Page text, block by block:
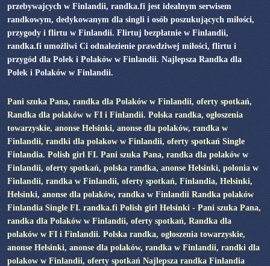
przebywajcych w Finlandii, randka.fi jest idealnym serwisem
randkowym, dedykowanym dla singli i osób poszukujących miłości,
przygody i flirtu w Finlandii. Flirtuj bezpłatnie w Finlandii,
randka.fi umożliwi Ci odnalezienie prawdziwej miłości, flirtu i
przygód dla Polek i Polaków w Finlandii. Najlepsza Randka dla
Polek i Polaków w Finlandii.
Pani szuka Pana, randka dla Polaków w Finlandii, oferty spotkań,
Randka dla polaków w FI i Finlandii. Polska randka, ogłoszenia
towarzyskie, anonse Helsinki, anonse dla polaków, randka w
Finlandii, randki dla polakow w Finlandii, oferty spotkań Single
Finlandia. Polish girl FI. Pani szuka Pana, randka dla polaków w
Finlandii, oferty spotkań, polska randka, anonse Helsinki, polonia w
Finlandii, randka w Finlandii, oferty spotkań, Finlandia, Helsinki,
Helsinki, anonse dla polaków, randka w Finlandii Randka polaków
Finlandia Single FI. randka.fi Polish girl Helsinki - Pani szuka Pana,
randka dla Polaków w Finlandii, oferty spotkań, Randka dla
polaków w FI i Finlandii. Polska randka, ogłoszenia towarzyskie,
anonse Helsinki, anonse dla polaków, randka w Finlandii, randki dla
polakow w Finlandii, oferty spotkań Najlepsza randka Finlandia